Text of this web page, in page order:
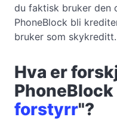
du faktisk bruker den
PhoneBlock bli
bruker som skykreditt.
Hva er
PhoneBlock
forstyrr"?